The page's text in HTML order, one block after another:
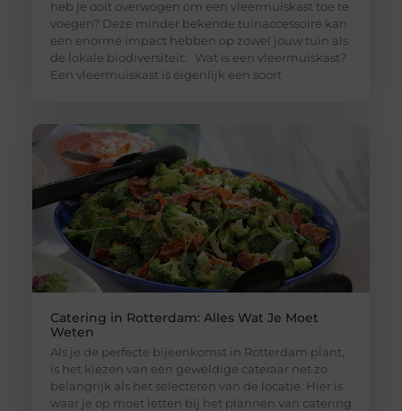
heb je ooit overwogen om een vleermuiskast toe te
voegen? Deze minder bekende tuinaccessoire kan
een enorme impact hebben op zowel jouw tuin als
de lokale biodiversiteit. Wat is een vleermuiskast?
Een vleermuiskast is eigenlijk een soort
Catering in Rotterdam: Alles Wat Je Moet
Weten
Als je de perfecte bijeenkomst in Rotterdam plant,
is het kiezen van een geweldige cateraar net zo
belangrijk als het selecteren van de locatie. Hier is
waar je op moet letten bij het plannen van catering